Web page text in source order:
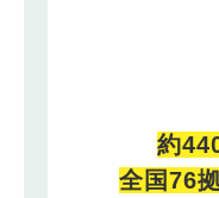
約
全国76